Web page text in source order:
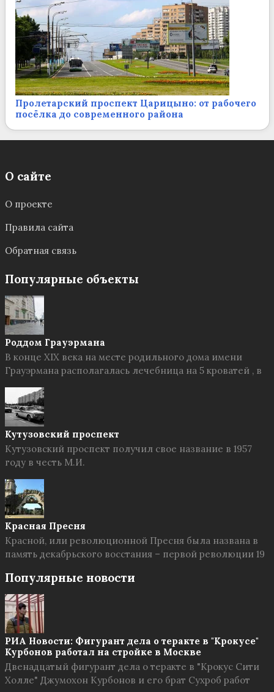
Пролетарский проспект Царицыно: от рабочего
посёлка до современного района
О сайте
О проекте
Правила сайта
Обратная связь
Популярные объекты
Роддом Грауэрмана
В конце XIX века на месте родильного дома имени
Грауэрмана располагалась лечебница на 5 кроватей , в
Кутузовский проспект
Кутузовский проспект получил свое название в 1957
году в честь М.И.
Красная Пресня
Красной, или революционной Пресня была названа в
память декабрьского восстания – первой революции 19
Популярные новости
РИА Новости: Фигурант дела о теракте в "Крокусе"
Курбонов работал на стройке в Москве
Двенадцатый фигурант дела о теракте в "Крокус Сити
Холле" Джумохон Курбонов и его брат Сухроб работ